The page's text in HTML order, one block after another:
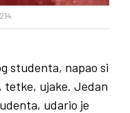
studenta, napao si
tetke, ujake. Jedan
udario je